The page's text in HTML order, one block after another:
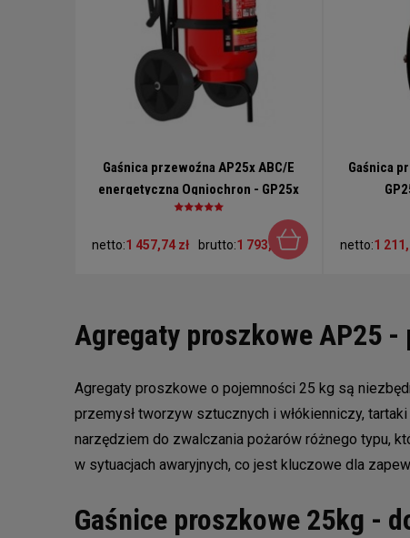
Gaśnica przewoźna AP25x ABC/E
energetyczna Ogniochron - GP25x
ABC/E w komplecie pokrowiec
netto:1 457,74 zł brutto:1 793,02 zł
Gaśnica
netto:1
Agregaty proszkowe AP25 -
Agregaty proszkowe o pojemności 25 kg są
przemysł tworzyw sztucznych i włókienniczy,
narzędziem do zwalczania pożarów różnego typu,
w sytuacjach awaryjnych, co jest kluczowe dla
Gaśnice proszkowe 25kg -